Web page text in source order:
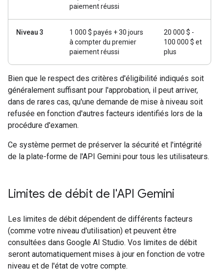
paiement réussi
Niveau 3
1 000 $ payés + 30 jours
à compter du premier
paiement réussi
20 000 $ -
100 000 $ et
plus
Bien que le respect des critères d'éligibilité indiqués soit
généralement suffisant pour l'approbation, il peut arriver,
dans de rares cas, qu'une demande de mise à niveau soit
refusée en fonction d'autres facteurs identifiés lors de la
procédure d'examen.
Ce système permet de préserver la sécurité et l'intégrité
de la plate-forme de l'API Gemini pour tous les utilisateurs.
Limites de débit de l'API Gemini
Les limites de débit dépendent de différents facteurs
(comme votre niveau d'utilisation) et peuvent être
consultées dans Google AI Studio. Vos limites de débit
seront automatiquement mises à jour en fonction de votre
niveau et de l'état de votre compte.